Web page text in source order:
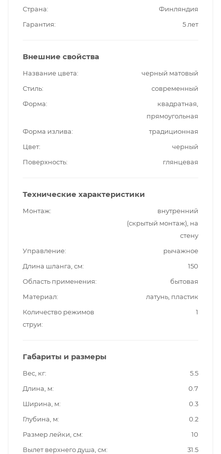
Страна
Финляндия
Гарантия
5 лет
Внешние свойства
Название цвета
черный матовый
Стиль
современный
Форма
квадратная,
прямоугольная
Форма излива
традиционная
Цвет
черный
Поверхность
глянцевая
Технические характеристики
Монтаж
внутренний
(скрытый монтаж), на
стену
Управление
рычажное
Длина шланга, см
150
Область применения
бытовая
Материал
латунь, пластик
Количество режимов
струи
1
Габариты и размеры
Вес, кг
5.5
Длина, м
0.7
Ширина, м
0.3
Глубина, м
0.2
Размер лейки, см
10
Вылет верхнего душа, см
31.5